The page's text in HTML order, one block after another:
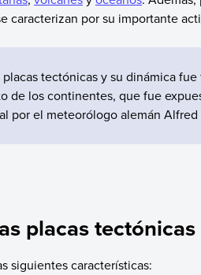
caracterizan por su importante
tectónicas y su dinámica
de los continentes, que fue
por el meteorólogo alemán Alfred
placas tectónicas
siguientes características: